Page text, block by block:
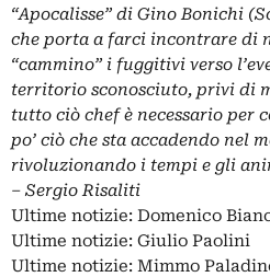
“Apocalisse” di Gino Bonichi
che porta a farci incontrare di
“cammino” i fuggitivi verso
territorio sconosciuto, privi di
tutto ciò chef è necessario per
po’ ciò che sta accadendo nel
rivoluzionando i tempi e gli
– Sergio Risaliti
Ultime notizie: Domenico
Ultime notizie: Giulio Paolini
Ultime notizie: Mimmo